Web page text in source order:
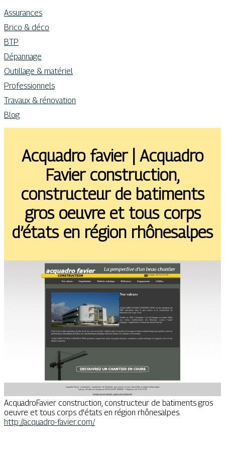
Assurances
Brico & déco
BTP
Dépannage
Outillage & matériel
Professionnels
Travaux & rénovation
Blog
Acquadro favier | Acquadro
Favier construction,
constructeur de batiments
gros oeuvre et tous corps
d’états en région rhônesalpes
AcquadroFavier construction, constructeur de batiments gros
oeuvre et tous corps d'états en région rhônesalpes.
http://acquadro-favier.com/